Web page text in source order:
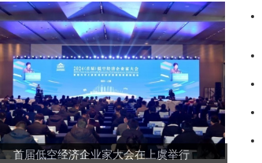
首届低空经济企业家大会在上虞举行